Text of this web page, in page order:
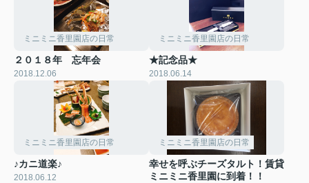
ミニミニ香里園店の日常
２０１８年 忘年会
2018.12.06
ミニミニ香里園店の日常
★記念品★
2018.06.14
ミニミニ香里園店の日常
♪カニ道楽♪
2018.06.12
ミニミニ香里園店の日常
幸せを呼ぶチーズタルト！賃貸
ミニミニ香里園に到着！！